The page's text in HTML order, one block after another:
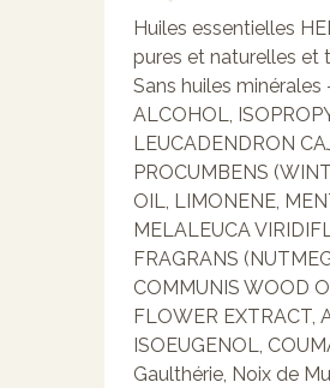
Huiles essentielles
pures et naturelles et
Sans huiles
ALCOHOL,
LEUCADENDRON
PROCUMBENS
OIL, LIMONENE,
MELALEUCA
FRAGRANS
COMMUNIS WOOD
FLOWER EXTRACT,
ISOEUGENOL,
Gaulthérie, Noix de